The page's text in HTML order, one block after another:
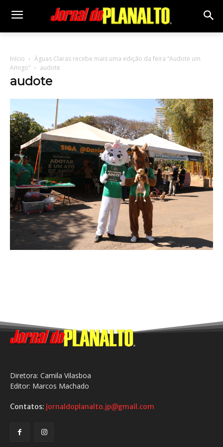
Início
Águas Claras recebe mais uma edição da feira “Audote um
Amigo”
audote
audote
Diretora: Camila Vilasboa
Editor: Marcos Machado
Contatos: jornaldoplanalto.jp@gmail.com